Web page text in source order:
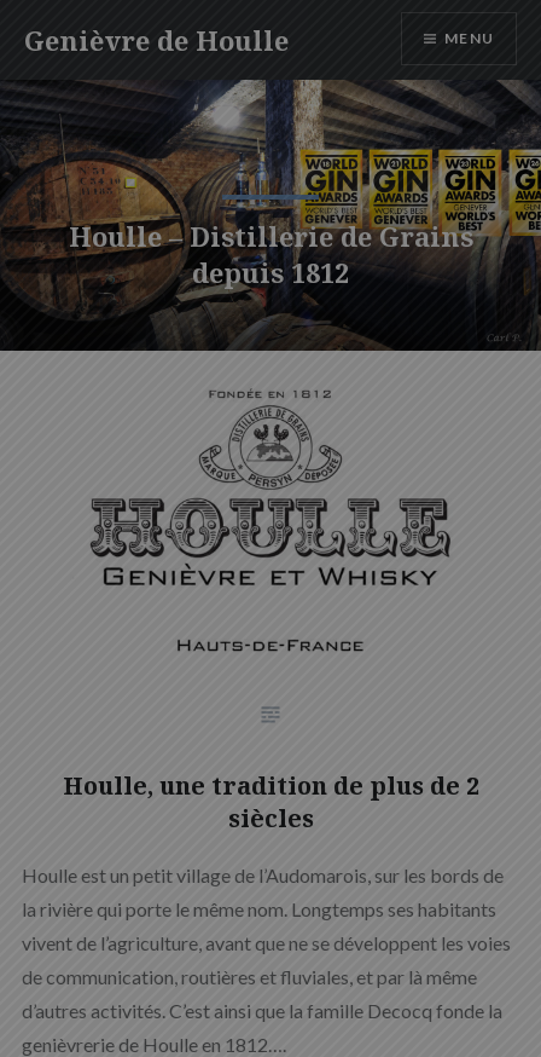
contenu
principal
Genièvre de Houlle MENU
Houlle – Distillerie de Grains
depuis 1812
Houlle, une tradition de plus de 2
siècles
Houlle est un petit village de l’Audomarois, sur les bords de
la rivière qui porte le même nom. Longtemps ses habitants
vivent de l’agriculture, avant que ne se développent les voies
de communication, routières et fluviales, et par là même
d’autres activités. C’est ainsi que la famille Decocq fonde la
genièvrerie de Houlle en 1812….